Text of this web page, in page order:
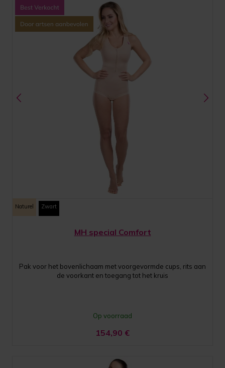
Naturel Zwart
MH special Comfort
Pak voor het bovenlichaam met voorgevormde cups, rits aan
de voorkant en toegang tot het kruis
Op voorraad
154,90 €